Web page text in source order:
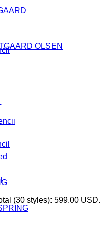
OLSEN
(30 styles): 599.00 USD.